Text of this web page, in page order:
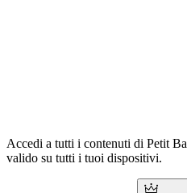
Accedi a tutti i contenuti di Petit
valido su tutti i tuoi dispositivi.